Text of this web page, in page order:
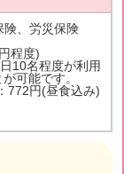
険、労災保険
程度)
10名程度が利用
可能です。
(昼食込み)